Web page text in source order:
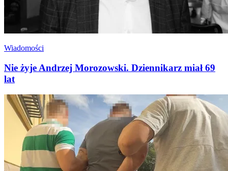
Wiadomości
Nie żyje Andrzej Morozowski. Dziennikarz miał 69
lat